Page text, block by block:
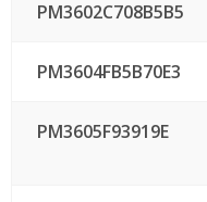
PM3602C708B5B5
PM3604FB5B70E3
PM3605F93919E